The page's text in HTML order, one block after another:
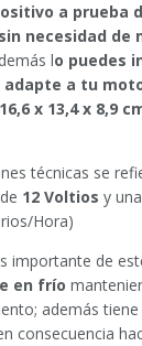
a prueba
necesidad de
lo puedes
adapte a tu
16,6 x 13,4 x 8,9
técnicas se
12 Voltios y
Hora)
importante de
en frío
además tiene
consecuencia